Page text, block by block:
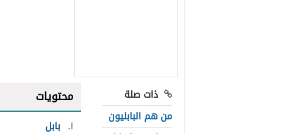
ذات صلة
من هم البابليون
محتويات
١ بابل